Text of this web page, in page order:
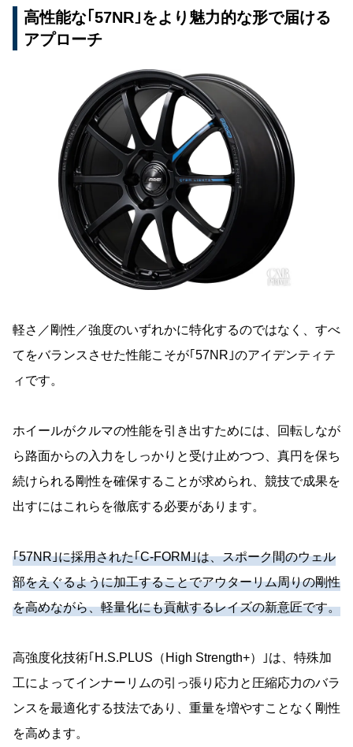
高性能な｢57NR｣をより魅力的な形で届ける
アプローチ
軽さ／剛性／強度のいずれかに特化するのではなく、すべ
てをバランスさせた性能こそが｢57NR｣のアイデンティテ
ィです。
ホイールがクルマの性能を引き出すためには、回転しなが
ら路面からの入力をしっかりと受け止めつつ、真円を保ち
続けられる剛性を確保することが求められ、競技で成果を
出すにはこれらを徹底する必要があります。
｢57NR｣に採用された｢C-FORM｣は、スポーク間のウェル
部をえぐるように加工することでアウターリム周りの剛性
を高めながら、軽量化にも貢献するレイズの新意匠です。
高強度化技術｢H.S.PLUS（High Strength+）｣は、特殊加
工によってインナーリムの引っ張り応力と圧縮応力のバラ
ンスを最適化する技法であり、重量を増やすことなく剛性
を高めます。